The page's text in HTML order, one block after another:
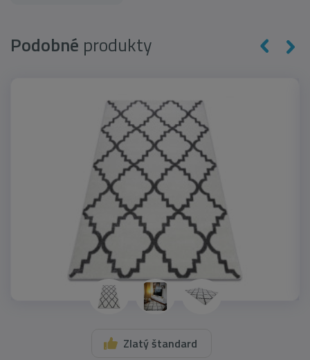
Podobné produkty
Zlatý štandard